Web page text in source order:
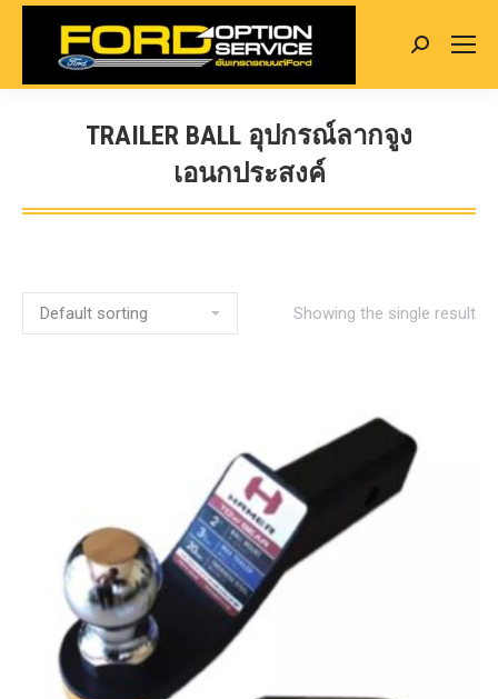
Search:
TRAILER BALL อุปกรณ์ลากจูง
เอนกประสงค์
You are here:
Showing the single result